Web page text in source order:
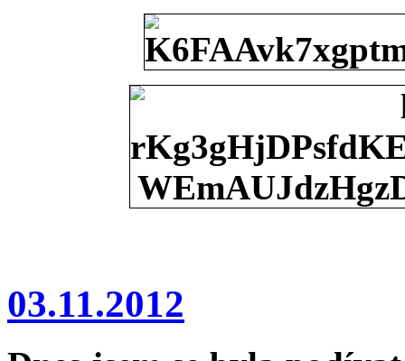
03.11.2012